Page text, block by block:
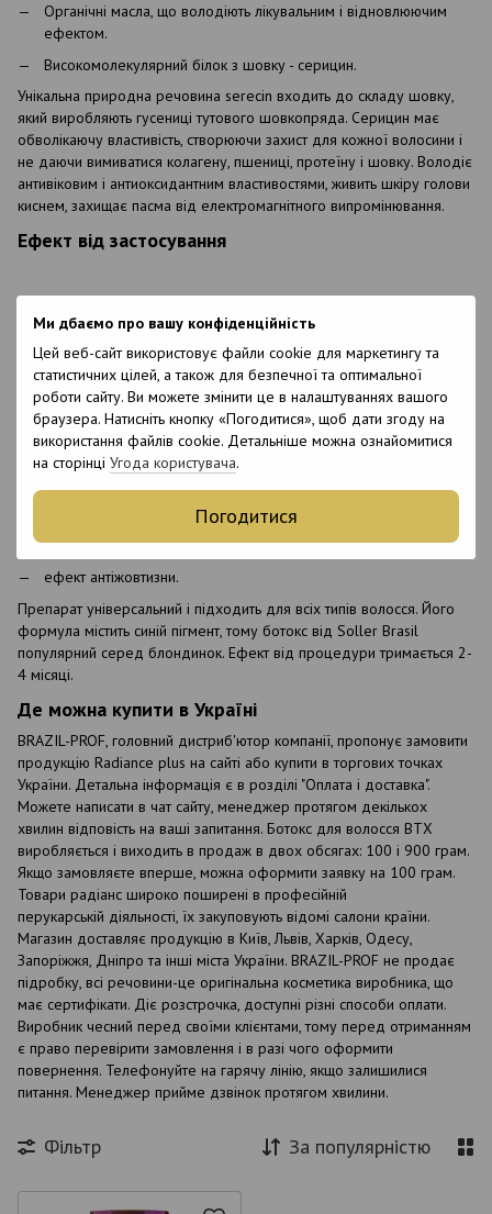
Ми дбаємо про вашу конфіденційність
Цей веб-сайт використовує файли cookie для маркетингу та
статистичних цілей, а також для безпечної та оптимальної
роботи сайту. Ви можете змінити це в налаштуваннях вашого
браузера. Натисніть кнопку «Погодитися», щоб дати згоду на
використання файлів cookie. Детальніше можна ознайомитися
на сторінці Угода користувача.
Погодитися
Органічні масла, що володіють лікувальним і відновлюючим
ефектом.
Високомолекулярний білок з шовку - серицин.
Унікальна природна речовина serecin входить до складу шовку,
який виробляють гусениці тутового шовкопряда. Серицин має
обволікаючу властивість, створюючи захист для кожної волосини і
не даючи вимиватися колагену, пшениці, протеїну і шовку. Володіє
антивіковим і антиоксидантним властивостями, живить шкіру голови
киснем, захищає пасма від електромагнітного випромінювання.
Ефект від застосування
Ботокс BTX capilar radiance plus користується великою
популярністю. Він дає хороший ефект вже з першого
застосування. У речовині є активна формула Essential Complex,
збагачена комплексом вітамінів: омега, масла макадамії, пре-
цераміди. Процедура дає наступний результат:
позбавлення від пухнастості;
пружність, здоровий блиск волосся;
омолоджуючий ефект;
запобігання ранньому старінню;
ефект антіжовтизни.
Препарат універсальний і підходить для всіх типів волосся. Його
формула містить синій пігмент, тому ботокс від Soller Brasil
популярний серед блондинок. Ефект від процедури тримається 2-
4 місяці.
Де можна купити в Україні
BRAZIL-PROF, головний дистриб'ютор компанії, пропонує замовити
продукцію Radiance plus на сайті або купити в торгових точках
України. Детальна інформація є в розділі "Оплата і доставка".
Можете написати в чат сайту, менеджер протягом декількох
хвилин відповість на ваші запитання. Ботокс для волосся BTX
виробляється і виходить в продаж в двох обсягах: 100 і 900 грам.
Якщо замовляєте вперше, можна оформити заявку на 100 грам.
Товари радіанс широко поширені в професійній
перукарській діяльності, їх закуповують відомі салони країни.
Магазин доставляє продукцію в Київ, Львів, Харків, Одесу,
Запоріжжя, Дніпро та інші міста України. BRAZIL-PROF не продає
підробку, всі речовини-це оригінальна косметика виробника, що
має сертифікати. Діє розстрочка, доступні різні способи оплати.
Виробник чесний перед своїми клієнтами, тому перед отриманням
є право перевірити замовлення і в разі чого оформити
повернення. Телефонуйте на гарячу лінію, якщо залишилися
питання. Менеджер прийме дзвінок протягом хвилини.
Фільтр За популярністю